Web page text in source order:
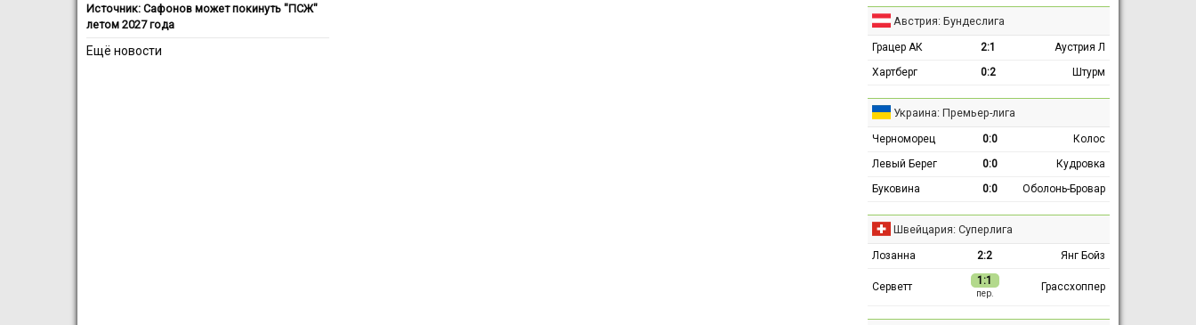
Источник: Сафонов может покинуть "ПСЖ"
летом 2027 года
Ещё новости
Австрия: Бундеслига
Грацер АК 2:1
Аустрия Л
Хартберг
0:2 Штурм
Украина: Премьер-лига
Черноморец 0:0
Колос
Левый Берег
0:0
Кудровка
Буковина
0:0 Оболонь-Бровар
Швейцария: Суперлига
Лозанна 2:2 Янг Бойз
Серветт 1:1
пер.
Грассхоппер